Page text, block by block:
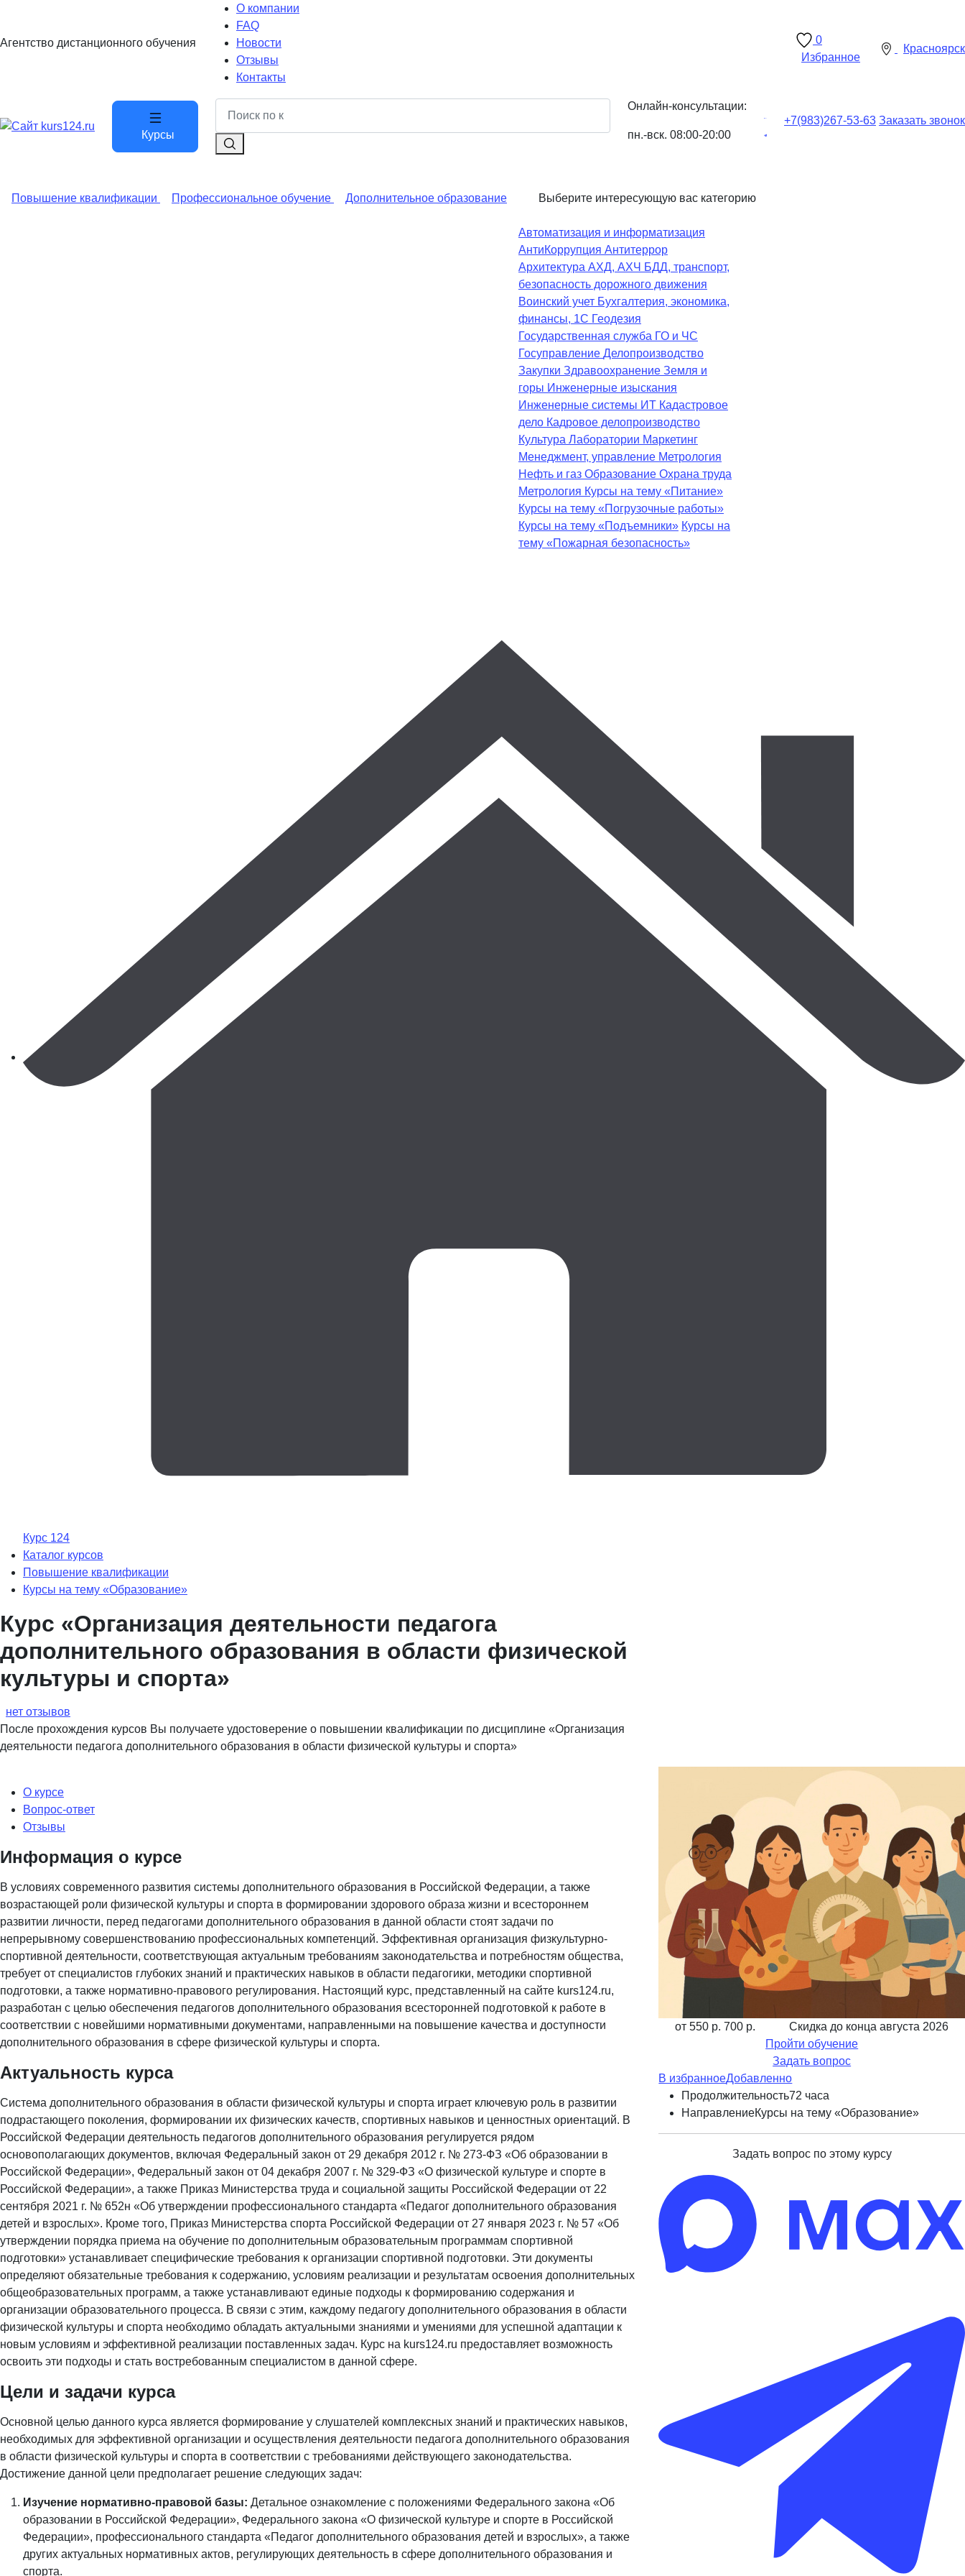
Агентство дистанционного обучения
О компании
FAQ
Новости
Отзывы
Контакты
0
Избранное
Красноярск
Курсы
Онлайн-консультации:
пн.-вск. 08:00-20:00
+7(983)267-53-63 Заказать звонок
Повышение квалификации Профессиональное обучение Дополнительное образование Выберите интересующую вас категорию
Автоматизация и информатизация
АнтиКоррупция Антитеррор
Архитектура АХД, АХЧ БДД, транспорт,
безопасность дорожного движения
Воинский учет Бухгалтерия, экономика,
финансы, 1С Геодезия
Государственная служба ГО и ЧС
Госуправление Делопроизводство
Закупки Здравоохранение Земля и
горы Инженерные изыскания
Инженерные системы ИТ Кадастровое
дело Кадровое делопроизводство
Культура Лаборатории Маркетинг
Менеджмент, управление Метрология
Нефть и газ Образование Охрана труда
Метрология Курсы на тему «Питание»
Курсы на тему «Погрузочные работы»
Курсы на тему «Подъемники» Курсы на
тему «Пожарная безопасность»
Курс 124
Каталог курсов
Повышение квалификации
Курсы на тему «Образование»
Курс «Организация деятельности педагога
дополнительного образования в области физической
культуры и спорта»
нет отзывов
После прохождения курсов Вы получаете удостоверение о повышении квалификации по дисциплине «Организация
деятельности педагога дополнительного образования в области физической культуры и спорта»
О курсе
Вопрос-ответ
Отзывы
Информация о курсе
В условиях современного развития системы дополнительного образования в Российской Федерации, а также
возрастающей роли физической культуры и спорта в формировании здорового образа жизни и всестороннем
развитии личности, перед педагогами дополнительного образования в данной области стоят задачи по
непрерывному совершенствованию профессиональных компетенций. Эффективная организация физкультурно-
спортивной деятельности, соответствующая актуальным требованиям законодательства и потребностям общества,
требует от специалистов глубоких знаний и практических навыков в области педагогики, методики спортивной
подготовки, а также нормативно-правового регулирования. Настоящий курс, представленный на сайте kurs124.ru,
разработан с целью обеспечения педагогов дополнительного образования всесторонней подготовкой к работе в
соответствии с новейшими нормативными документами, направленными на повышение качества и доступности
дополнительного образования в сфере физической культуры и спорта.
Актуальность курса
Система дополнительного образования в области физической культуры и спорта играет ключевую роль в развитии
подрастающего поколения, формировании их физических качеств, спортивных навыков и ценностных ориентаций. В
Российской Федерации деятельность педагогов дополнительного образования регулируется рядом
основополагающих документов, включая Федеральный закон от 29 декабря 2012 г. № 273-ФЗ «Об образовании в
Российской Федерации», Федеральный закон от 04 декабря 2007 г. № 329-ФЗ «О физической культуре и спорте в
Российской Федерации», а также Приказ Министерства труда и социальной защиты Российской Федерации от 22
сентября 2021 г. № 652н «Об утверждении профессионального стандарта «Педагог дополнительного образования
детей и взрослых». Кроме того, Приказ Министерства спорта Российской Федерации от 27 января 2023 г. № 57 «Об
утверждении порядка приема на обучение по дополнительным образовательным программам спортивной
подготовки» устанавливает специфические требования к организации спортивной подготовки. Эти документы
определяют обязательные требования к содержанию, условиям реализации и результатам освоения дополнительных
общеобразовательных программ, а также устанавливают единые подходы к формированию содержания и
организации образовательного процесса. В связи с этим, каждому педагогу дополнительного образования в области
физической культуры и спорта необходимо обладать актуальными знаниями и умениями для успешной адаптации к
новым условиям и эффективной реализации поставленных задач. Курс на kurs124.ru предоставляет возможность
освоить эти подходы и стать востребованным специалистом в данной сфере.
Цели и задачи курса
Основной целью данного курса является формирование у слушателей комплексных знаний и практических навыков,
необходимых для эффективной организации и осуществления деятельности педагога дополнительного образования
в области физической культуры и спорта в соответствии с требованиями действующего законодательства.
Достижение данной цели предполагает решение следующих задач:
Изучение нормативно-правовой базы: Детальное ознакомление с положениями Федерального закона «Об
образовании в Российской Федерации», Федерального закона «О физической культуре и спорте в Российской
Федерации», профессионального стандарта «Педагог дополнительного образования детей и взрослых», а также
других актуальных нормативных актов, регулирующих деятельность в сфере дополнительного образования и
спорта.
от 550 р. 700 р. Скидка до конца августа 2026
Пройти обучение
Задать вопрос
В избранноеДобавленно
Продолжительность72 часа
НаправлениеКурсы на тему «Образование»
Задать вопрос по этому курсу